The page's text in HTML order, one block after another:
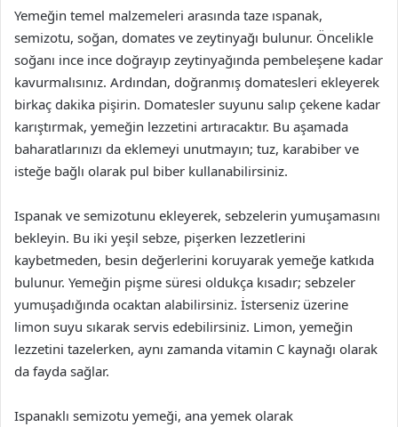
Yemeğin temel malzemeleri arasında taze ıspanak,
semizotu, soğan, domates ve zeytinyağı bulunur. Öncelikle
soğanı ince ince doğrayıp zeytinyağında pembeleşene kadar
kavurmalısınız. Ardından, doğranmış domatesleri ekleyerek
birkaç dakika pişirin. Domatesler suyunu salıp çekene kadar
karıştırmak, yemeğin lezzetini artıracaktır. Bu aşamada
baharatlarınızı da eklemeyi unutmayın; tuz, karabiber ve
isteğe bağlı olarak pul biber kullanabilirsiniz.
Ispanak ve semizotunu ekleyerek, sebzelerin yumuşamasını
bekleyin. Bu iki yeşil sebze, pişerken lezzetlerini
kaybetmeden, besin değerlerini koruyarak yemeğe katkıda
bulunur. Yemeğin pişme süresi oldukça kısadır; sebzeler
yumuşadığında ocaktan alabilirsiniz. İsterseniz üzerine
limon suyu sıkarak servis edebilirsiniz. Limon, yemeğin
lezzetini tazelerken, aynı zamanda vitamin C kaynağı olarak
da fayda sağlar.
Ispanaklı semizotu yemeği, ana yemek olarak